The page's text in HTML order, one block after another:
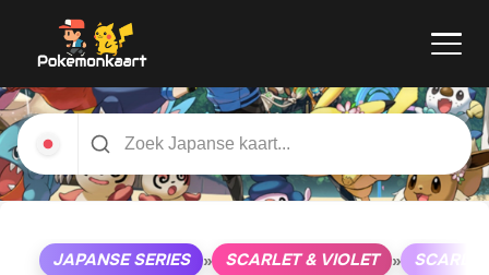
JAPANSE SERIES » SCARLET & VIOLET »